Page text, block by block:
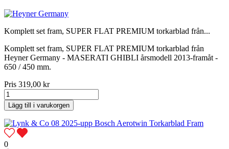
Komplett set fram, SUPER FLAT PREMIUM torkarblad från...
Komplett set fram, SUPER FLAT PREMIUM torkarblad från
Heyner Germany - MASERATI GHIBLI årsmodell 2013-framåt -
650 / 450 mm.
Pris 319,00 kr
Lägg till i varukorgen
0